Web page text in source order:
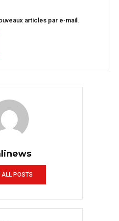
articles par e-mail.
ALL POSTS